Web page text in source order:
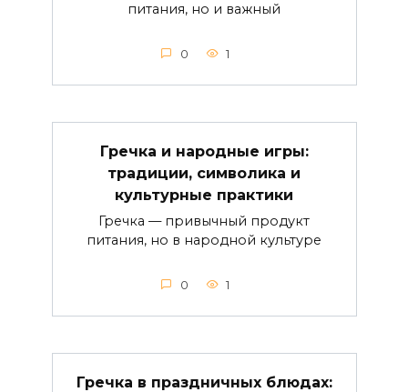
питания, но и важный
0 1
Гречка и народные игры:
традиции, символика и
культурные практики
Гречка — привычный продукт
питания, но в народной культуре
0 1
Гречка в праздничных блюдах: